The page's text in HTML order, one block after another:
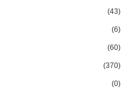
(43)
(6)
(60)
(370)
(0)